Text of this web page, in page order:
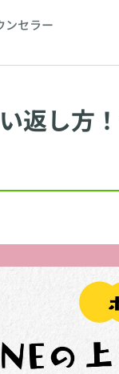
ンセラー
返し方